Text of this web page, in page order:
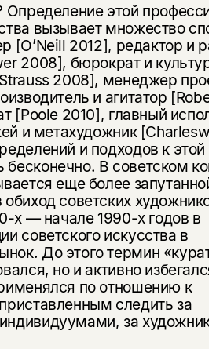
Определение этой
вызывает множество
[O’Neill 2012], редактор и
2008], бюрократ и
2008], менеджер
и агитатор
[Poole 2010], главный
и метахудожник
и подходов к этой
В советском
еще более
советских
х — начале 1990-х годов в
советского искусства в
До этого термин
но и активно
по отношению к
следить за
за